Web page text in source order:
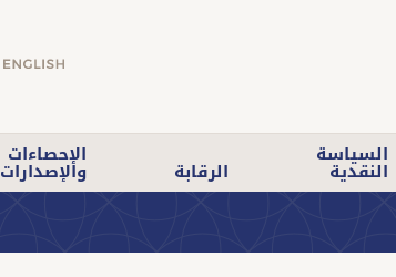
السياسة
النقدية الرقابة
الإحصاءات
والإصدارات